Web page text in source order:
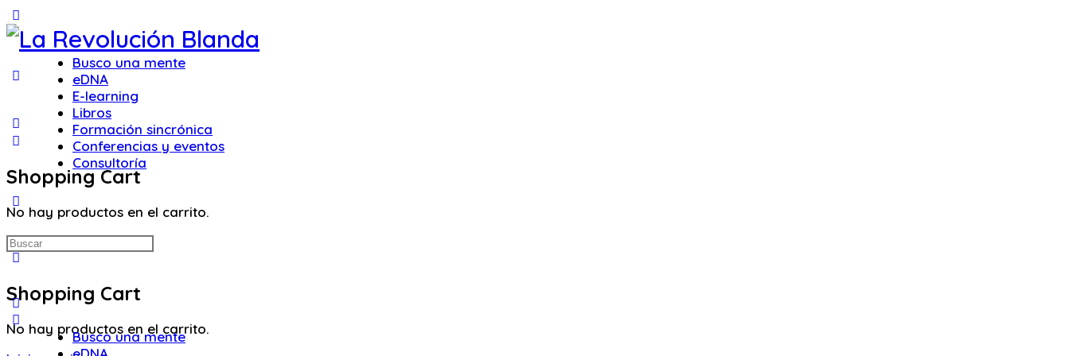
Panel
Busco una mente
eDNA
E-learning
Libros
Formación sincrónica
Conferencias y eventos
Consultoría
options
Shopping Cart
No hay productos en el carrito.
Shopping Cart
No hay productos en el carrito.
Buscar:
Busco una mente